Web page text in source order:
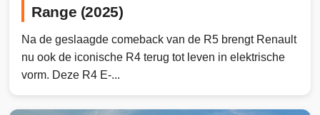
Range (2025)
Na de geslaagde comeback van de R5 brengt Renault
nu ook de iconische R4 terug tot leven in elektrische
vorm. Deze R4 E-...